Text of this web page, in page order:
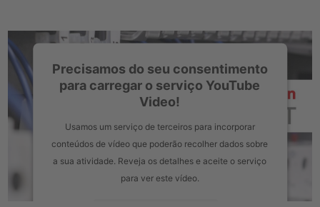
Precisamos do seu consentimento
para carregar o serviço YouTube
Video!
Usamos um serviço de terceiros para incorporar
conteúdos de vídeo que poderão recolher dados sobre
a sua atividade. Reveja os detalhes e aceite o serviço
para ver este vídeo.